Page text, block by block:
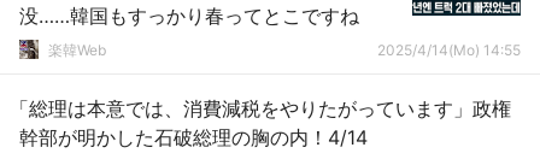
没……韓国もすっかり春ってとこですね
楽韓Web 2025/4/14(Mo) 14:55
「総理は本意では、消費減税をやりたがっています」政権
幹部が明かした石破総理の胸の内！4/14